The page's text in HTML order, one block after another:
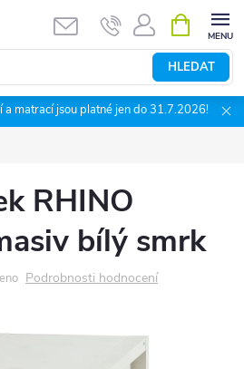
HLEDAT
NÁKUPNÍ
KOŠÍK
a matrací jsou platné jen do 31.7.2026!
RHINO
bílý smrk
Podrobnosti hodnocení